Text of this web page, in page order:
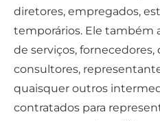
diretores, empregados,
temporários. Ele também
de serviços,
consultores,
quaisquer outros
contratados para